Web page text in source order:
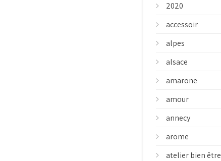
2020
accessoir
alpes
alsace
amarone
amour
annecy
arome
atelier bien être